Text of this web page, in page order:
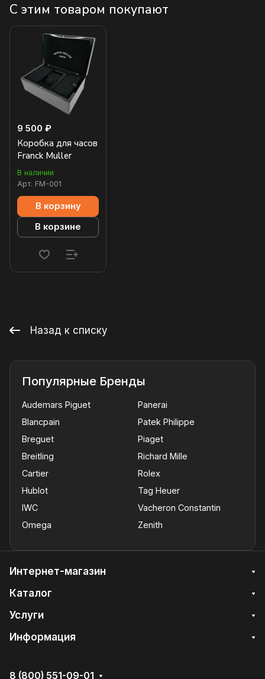
С этим товаром покупают
9 500 ₽
Коробка для часов
Franck Muller
В наличии
Арт. FM-001
В корзину
В корзине
Назад к списку
Популярные Бренды
Audemars Piguet
Blancpain
Breguet
Breitling
Cartier
Hublot
IWC
Omega
Panerai
Patek Philippe
Piaget
Richard Mille
Rolex
Tag Heuer
Vacheron Constantin
Zenith
Интернет-магазин
Каталог
Услуги
Информация
8 (800) 551-09-01